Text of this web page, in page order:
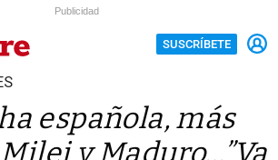
Publicidad
SUSCRÍBETE
española, más
y Maduro…”Va